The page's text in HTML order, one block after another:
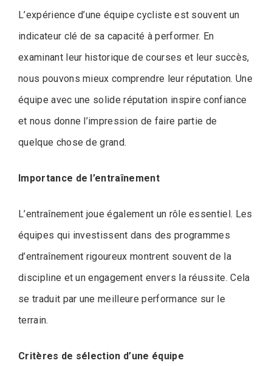
L’expérience d’une équipe cycliste est souvent un
indicateur clé de sa capacité à performer. En
examinant leur historique de courses et leur succès,
nous pouvons mieux comprendre leur réputation. Une
équipe avec une solide réputation inspire confiance
et nous donne l’impression de faire partie de
quelque chose de grand.
Importance de l’entraînement
L’entraînement joue également un rôle essentiel. Les
équipes qui investissent dans des programmes
d’entraînement rigoureux montrent souvent de la
discipline et un engagement envers la réussite. Cela
se traduit par une meilleure performance sur le
terrain.
Critères de sélection d’une équipe